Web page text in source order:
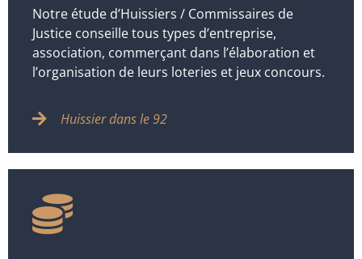
Notre étude d’Huissiers / Commissaires de
Justice conseille tous types d’entreprise,
association, commerçant dans l’élaboration et
l’organisation de leurs loteries et jeux concours.
Huissier dans le 92